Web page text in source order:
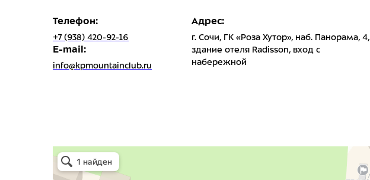
Телефон:
+7 (938) 420-92-16
E-mail:
info@kpmountainclub.ru
Адрес:
г. Сочи, ГК «Роза Хутор», наб. Панорама, 4,
здание отеля Radisson, вход с
набережной
Горный клуб Спорт-Марафон
Горнолыжная школа в Сочи
Туристический клуб в Сочи